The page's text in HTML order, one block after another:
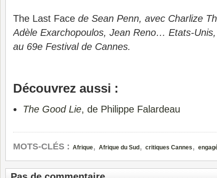
The Last Face de Sean Penn, avec Charlize
Adèle Exarchopoulos, Jean Reno… Etats-
au 69e Festival de Cannes.
Découvrez aussi :
The Good Lie, de Philippe Falardeau
MOTS-CLÉS : Afrique, Afrique du Sud , critiques Cannes ,